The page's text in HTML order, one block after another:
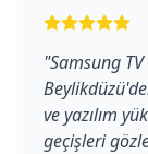
"Samsung
ve yazılım
geçişleri